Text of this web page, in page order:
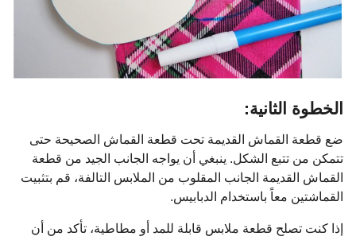
الخطوة الثانية:
ضع قطعة القماش القديمة تحت قطعة القماش الصحيحة حتى
تتمكن من تتبع الشكل. ينبغي أن يواجه الجانب الجيد من قطعة
القماش القديمة الجانب المقلوب من الملابس التالفة، قم بتثبيت
القماشتين معاً باستخدام الدبابيس.
إذا كنت تصلح قطعة ملابس قابلة للمد أو مطاطية، تأكد من أن